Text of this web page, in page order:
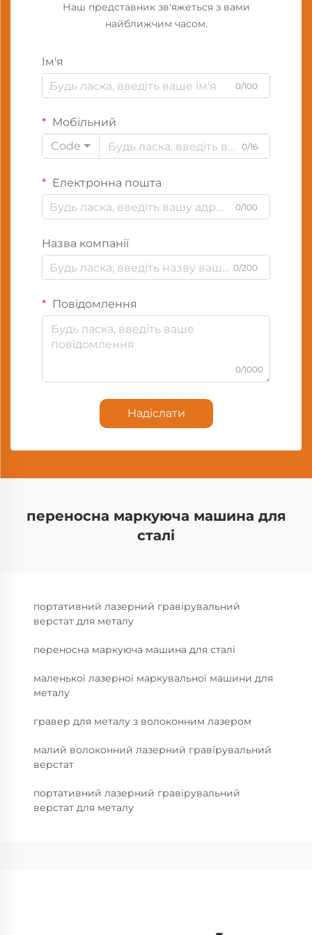
Наш представник зв'яжеться з вами
найближчим часом.
Ім'я
0/100
Мобільний
Code
0/16
Електронна пошта
0/100
Назва компанії
0/200
Повідомлення
0/1000
Надіслати
переносна маркуюча машина для
сталі
портативний лазерний гравірувальний
верстат для металу
переносна маркуюча машина для сталі
маленької лазерної маркувальної машини для
металу
гравер для металу з волоконним лазером
малий волоконний лазерний гравірувальний
верстат
портативний лазерний гравірувальний
верстат для металу